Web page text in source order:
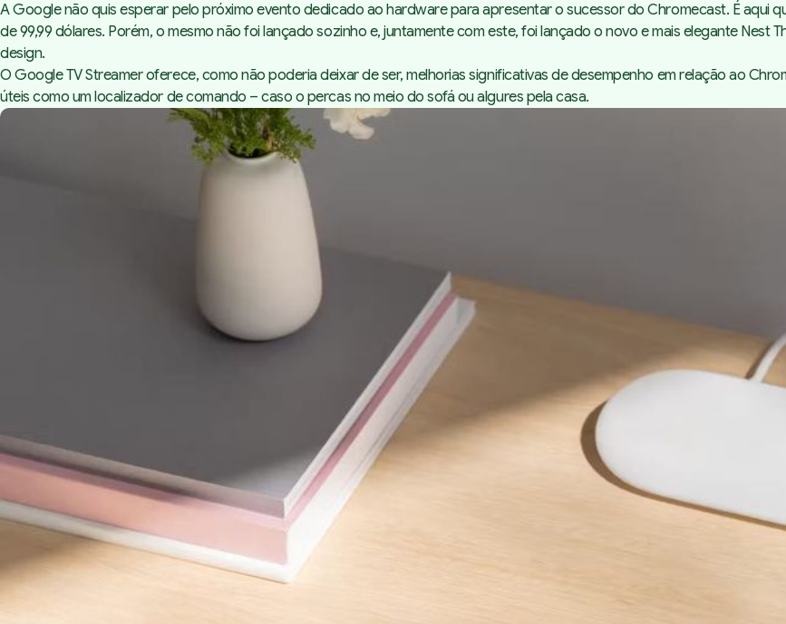
A Google não quis esperar pelo próximo evento dedicado aohardwarepara apresentar o sucessor do Chromecast. É aqui
de 99,99 dólares. Porém, o mesmo não foi lançado sozinho e, juntamente com este, foi lançado o novo e mais elegante Nest
design.
O Google TV Streamer oferece, como não poderia deixar de ser, melhorias significativas de desempenho em relação ao
úteis como um localizador de comando – caso o percas no meio do sofá ou algures pela casa.